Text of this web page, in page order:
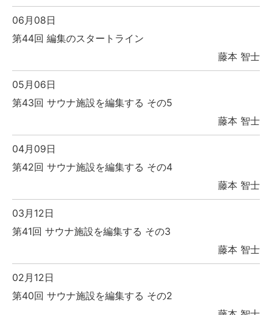
06月08日
第44回 編集のスタートライン
藤本 智士
05月06日
第43回 サウナ施設を編集する その5
藤本 智士
04月09日
第42回 サウナ施設を編集する その4
藤本 智士
03月12日
第41回 サウナ施設を編集する その3
藤本 智士
02月12日
第40回 サウナ施設を編集する その2